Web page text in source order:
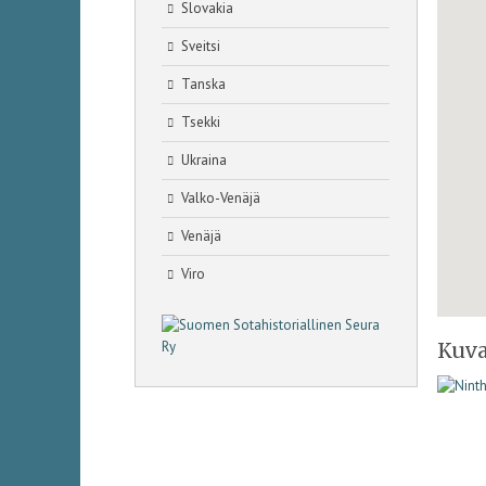
Slovakia
Sveitsi
Tanska
Tsekki
Ukraina
Valko-Venäjä
Venäjä
Viro